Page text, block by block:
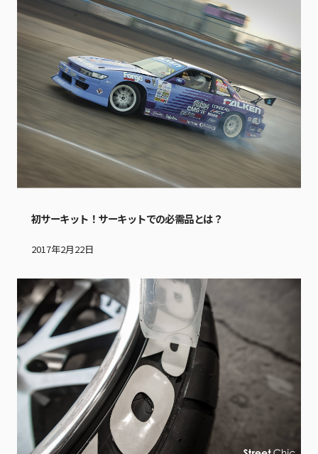
初サーキット！サーキットでの必需品とは？
2017年2月22日